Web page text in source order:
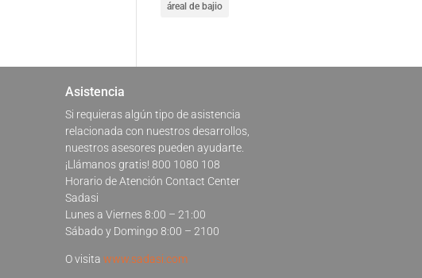
áreal de bajio
Asistencia
Si requieras algún tipo de asistencia
relacionada con nuestros desarrollos,
nuestros asesores pueden ayudarte.
¡Llámanos gratis! 800 1080 108
Horario de Atención Contact Center
Sadasi
Lunes a Viernes 8:00 – 21:00
Sábado y Domingo 8:00 – 2100
O visita www.sadasi.com